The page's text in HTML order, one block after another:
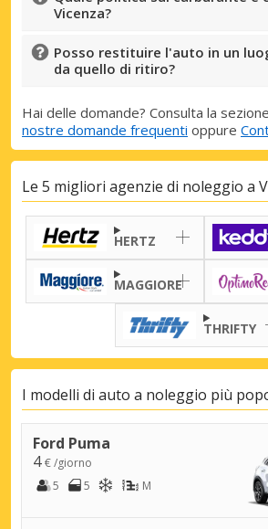
Vicenza?
Posso restituire l'auto in un
da quello di ritiro?
Hai delle domande? Consulta la sezione
nostre domande frequenti oppure
Le 5 migliori agenzie di noleggio a
HERTZ
MAGGIORE
THRIFTY
I modelli di auto a noleggio più
Ford Puma
4€ /giorno
5
5 M